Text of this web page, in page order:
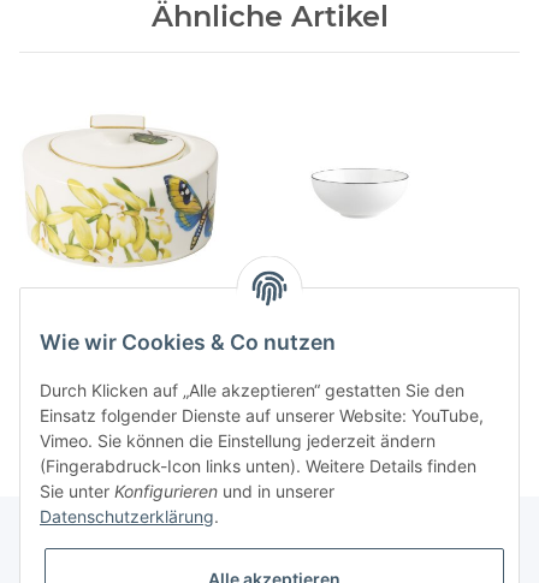
Ähnliche Artikel
90,90 CHF *
Anmut Platinum No.1
51,90 CHF
Wie wir Cookies & Co nutzen
Durch Klicken auf „Alle akzeptieren“ gestatten Sie den
Einsatz folgender Dienste auf unserer Website: YouTube,
Vimeo. Sie können die Einstellung jederzeit ändern
(Fingerabdruck-Icon links unten). Weitere Details finden
Sie unter Konfigurieren und in unserer
Datenschutzerklärung.
Alle akzeptieren